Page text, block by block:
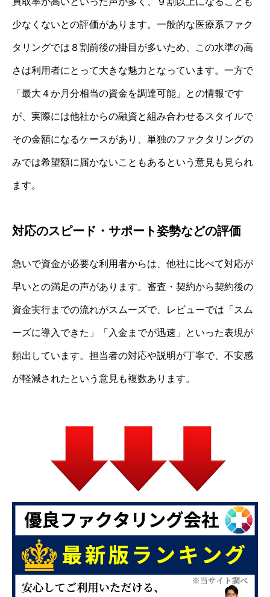
少なくないとの評価があります。一般的な医療系ファク
タリングでは８割前後の掛目が多いため、この水準の高
さは利用者にとって大きな魅力となっています。一方で
「最大４か月分相当の資金を調達可能」との情報です
が、実際には他社からの融資と組み合わせるスタイルで
その金額になるケースがあり、単独のファクタリングの
みでは希望額に届かないこともあるという意見も見られ
ます。
対応のスピード・サポート姿勢などの評価
急いで資金が必要な利用者からは、他社に比べて対応が
早いとの満足の声があります。審査・契約から契約後の
資金実行までの流れがスムーズで、レビューでは「スム
ーズに導入できた」「入金までが迅速」といった表現が
頻出しています。担当者の対応や説明が丁寧で、不安感
が軽減されたという意見も複数あります。